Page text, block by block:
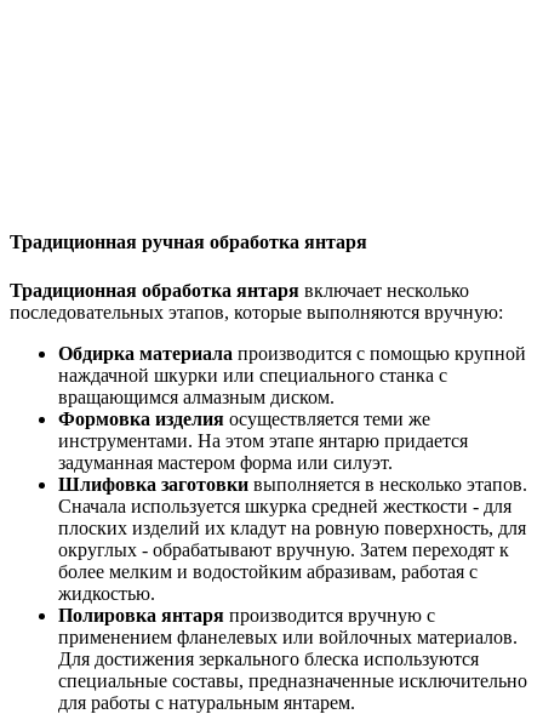
Традиционная ручная обработка янтаря
Традиционная обработка янтаря включает несколько
последовательных этапов, которые выполняются вручную:
Обдирка материала производится с помощью крупной
наждачной шкурки или специального станка с
вращающимся алмазным диском.
Формовка изделия осуществляется теми же
инструментами. На этом этапе янтарю придается
задуманная мастером форма или силуэт.
Шлифовка заготовки выполняется в несколько этапов.
Сначала используется шкурка средней жесткости - для
плоских изделий их кладут на ровную поверхность, для
округлых - обрабатывают вручную. Затем переходят к
более мелким и водостойким абразивам, работая с
жидкостью.
Полировка янтаря производится вручную с
применением фланелевых или войлочных материалов.
Для достижения зеркального блеска используются
специальные составы, предназначенные исключительно
для работы с натуральным янтарем.